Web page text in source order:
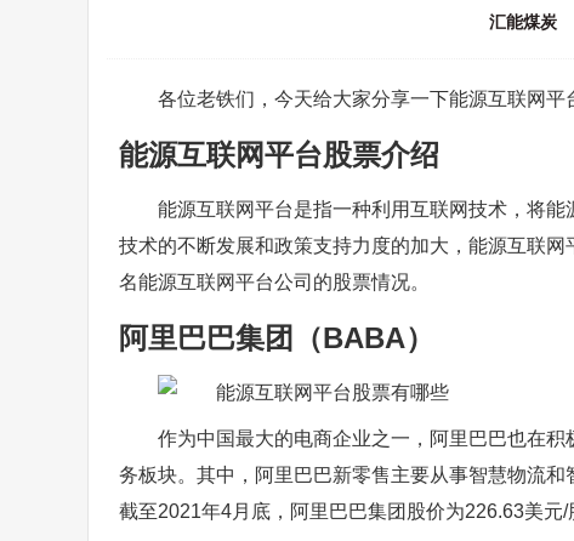
汇能煤炭
各位老铁们，今天给大家分享一下能源互联网平
能源互联网平台股票介绍
能源互联网平台是指一种利用互联网技术，将
技术的不断发展和政策支持力度的加大，能源互联
名能源互联网平台公司的股票情况。
阿里巴巴集团（BABA）
作为中国最大的电商企业之一，阿里巴巴也在
务板块。其中，阿里巴巴新零售主要从事智慧物流
截至2021年4月底，阿里巴巴集团股价为226.63美元/